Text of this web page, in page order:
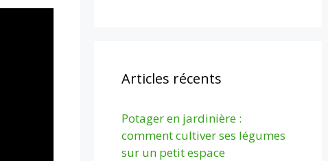
Articles récents
Potager en jardinière :
comment cultiver ses légumes
sur un petit espace